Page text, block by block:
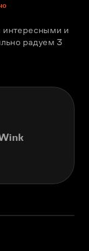
интересными и
радуем 3